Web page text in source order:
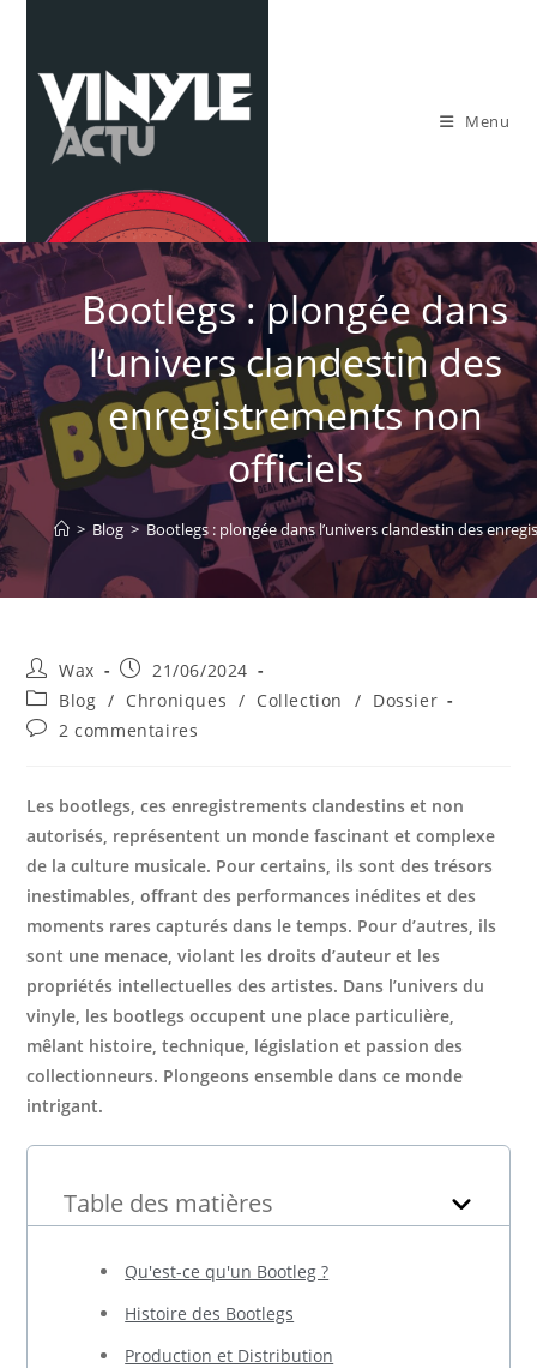
content
Menu
Bootlegs : plongée dans
l’univers clandestin des
enregistrements non
officiels
> Blog > Bootlegs : plongée dans l’univers clandestin des
Auteur/autrice
de
la
publication :
Wax
Publication
publiée :
21/06/2024
Post
category:
Blog / Chroniques / Collection / Dossier
Commentaires
publication :
2 commentaires
Les bootlegs, ces enregistrements clandestins et non
autorisés, représentent un monde fascinant et complexe
de la culture musicale. Pour certains, ils sont des trésors
inestimables, offrant des performances inédites et des
moments rares capturés dans le temps. Pour d’autres, ils
sont une menace, violant les droits d’auteur et les
propriétés intellectuelles des artistes. Dans l’univers du
vinyle, les bootlegs occupent une place particulière,
mêlant histoire, technique, législation et passion des
collectionneurs. Plongeons ensemble dans ce monde
intrigant.
Table des matières
Qu'est-ce qu'un Bootleg ?
Histoire des Bootlegs
Production et Distribution